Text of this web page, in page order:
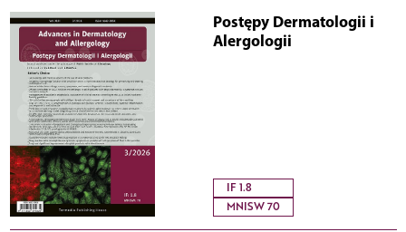
Postępy Dermatologii i
Alergologii
IF 1.8
MNISW 70